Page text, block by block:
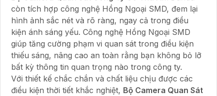
còn tích hợp công nghệ Hồng Ngoại SMD, đem lại
hình ảnh sắc nét và rõ ràng, ngay cả trong điều
kiện ánh sáng yếu. Công nghệ Hồng Ngoại SMD
giúp tăng cường phạm vi quan sát trong điều kiện
thiếu sáng, nâng cao an toàn rằng bạn không bỏ lỡ
bất kỳ thông tin quan trọng nào trong công ty.
Với thiết kế chắc chắn và chất liệu chịu được các
điều kiện thời tiết khắc nghiệt, Bộ Camera Quan Sát